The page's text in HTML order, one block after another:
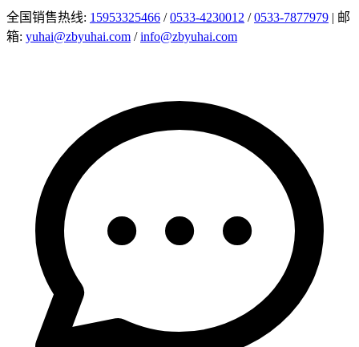
全国销售热线: 15953325466 /0533-4230012 /0533-7877979 | 邮
箱: yuhai@zbyuhai.com /info@zbyuhai.com